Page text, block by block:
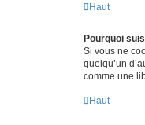
Haut
Pourquoi
Si vous ne
quelqu’un
comme une
Haut